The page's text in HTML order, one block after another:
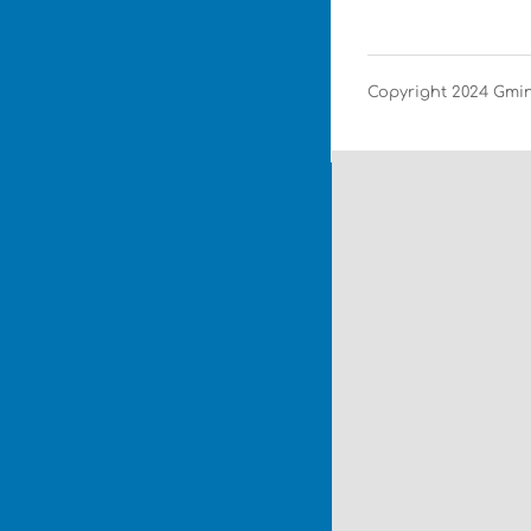
Copyright 2024